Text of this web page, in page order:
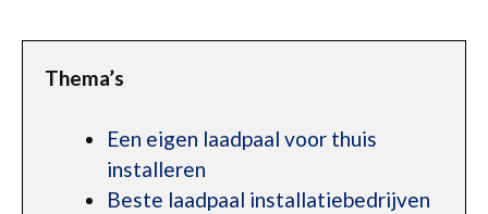
Thema’s
Een eigen laadpaal voor thuis
installeren
Beste laadpaal installatiebedrijven